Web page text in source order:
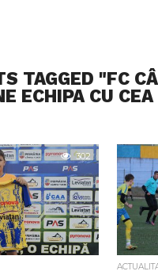
TAGGED "FC
ECHIPA CU
302